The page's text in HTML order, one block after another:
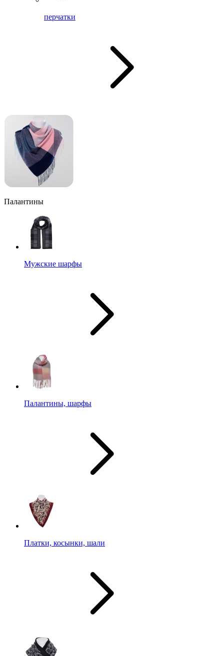
перчатки
Палантины
Мужские шарфы
Палантины, шарфы
Платки, косынки, шали